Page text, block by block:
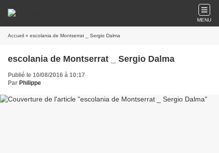
MENU
Accueil » escolania de Montserrat _ Sergio Dalma
escolania de Montserrat _ Sergio Dalma
Publié le 10/08/2016 à 10:17
Par Philippe